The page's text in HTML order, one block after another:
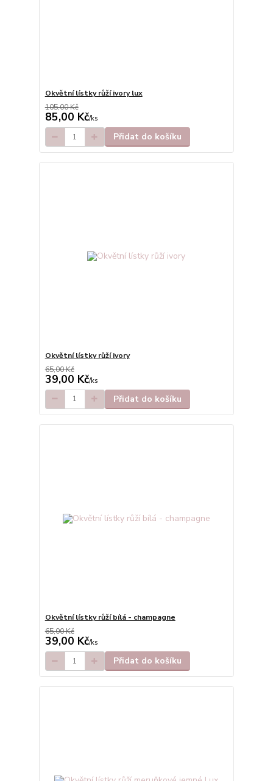
Okvětní lístky růží ivory lux
105,00 Kč
85,00 Kč/ks
Přidat do košíku
Okvětní lístky růží ivory
65,00 Kč
39,00 Kč/ks
Přidat do košíku
Okvětní lístky růží bílá - champagne
65,00 Kč
39,00 Kč/ks
Přidat do košíku